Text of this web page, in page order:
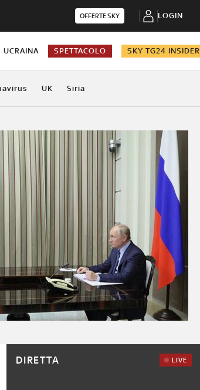
OFFERTE SKY LOGIN
UCRAINA SPETTACOLO SKY TG24 INSIDER
UK Siria
DIRETTA LIVE